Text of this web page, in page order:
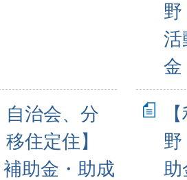
活
金
自治会、分
住定住】
助金・助成